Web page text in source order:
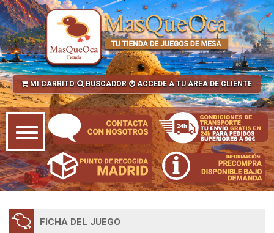
MI CARRITO BUSCADOR ACCEDE A TU ÁREA DE CLIENTE
FICHA DEL JUEGO